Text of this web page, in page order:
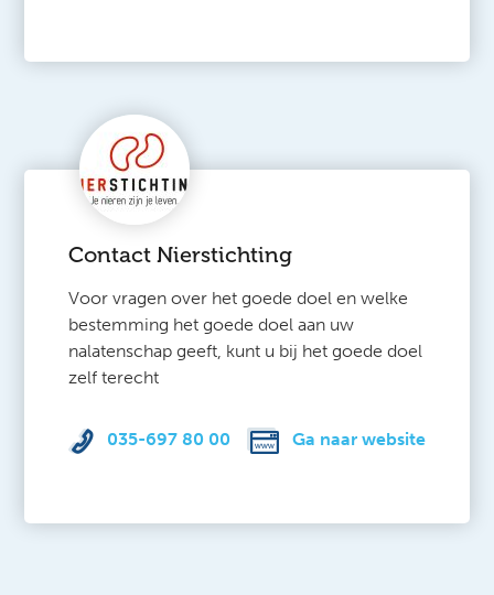
Contact Nierstichting
Voor vragen over het goede doel en welke
bestemming het goede doel aan uw
nalatenschap geeft, kunt u bij het goede doel
zelf terecht
035-697 80 00 Ga naar website